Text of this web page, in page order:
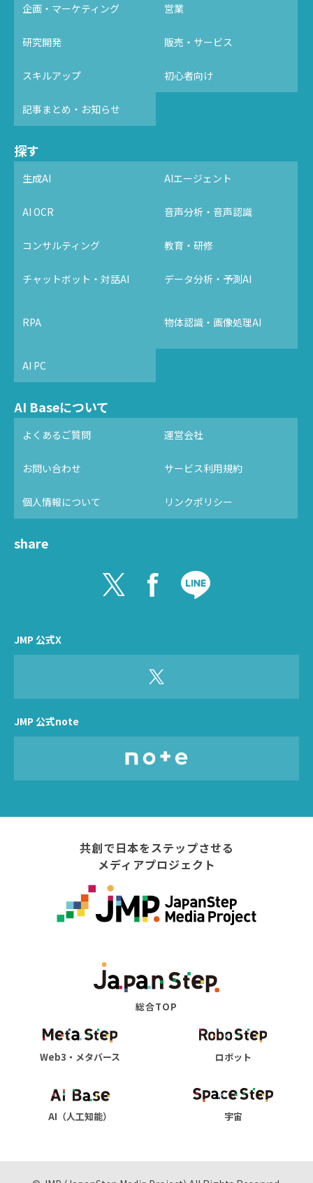
企画・マーケティング 営業
研究開発 販売・サービス
スキルアップ 初心者向け
記事まとめ・お知らせ
探す
生成AI AIエージェント
AI OCR 音声分析・音声認識
コンサルティング 教育・研修
チャットボット・対話AI データ分析・予測AI
RPA 物体認識・画像処理AI
AI PC
AI Baseについて
よくあるご質問 運営会社
お問い合わせ サービス利用規約
個人情報について リンクポリシー
share
JMP 公式X
JMP 公式note
共創で日本をステップさせる
メディアプロジェクト
総合TOP
Web3・メタバース ロボット
AI（人工知能） 宇宙